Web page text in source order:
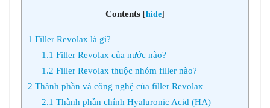
Contents [hide]
1 Filler Revolax là gì?
1.1 Filler Revolax của nước nào?
1.2 Filler Revolax thuộc nhóm filler nào?
2 Thành phần và công nghệ của filler Revolax
2.1 Thành phần chính Hyaluronic Acid (HA)